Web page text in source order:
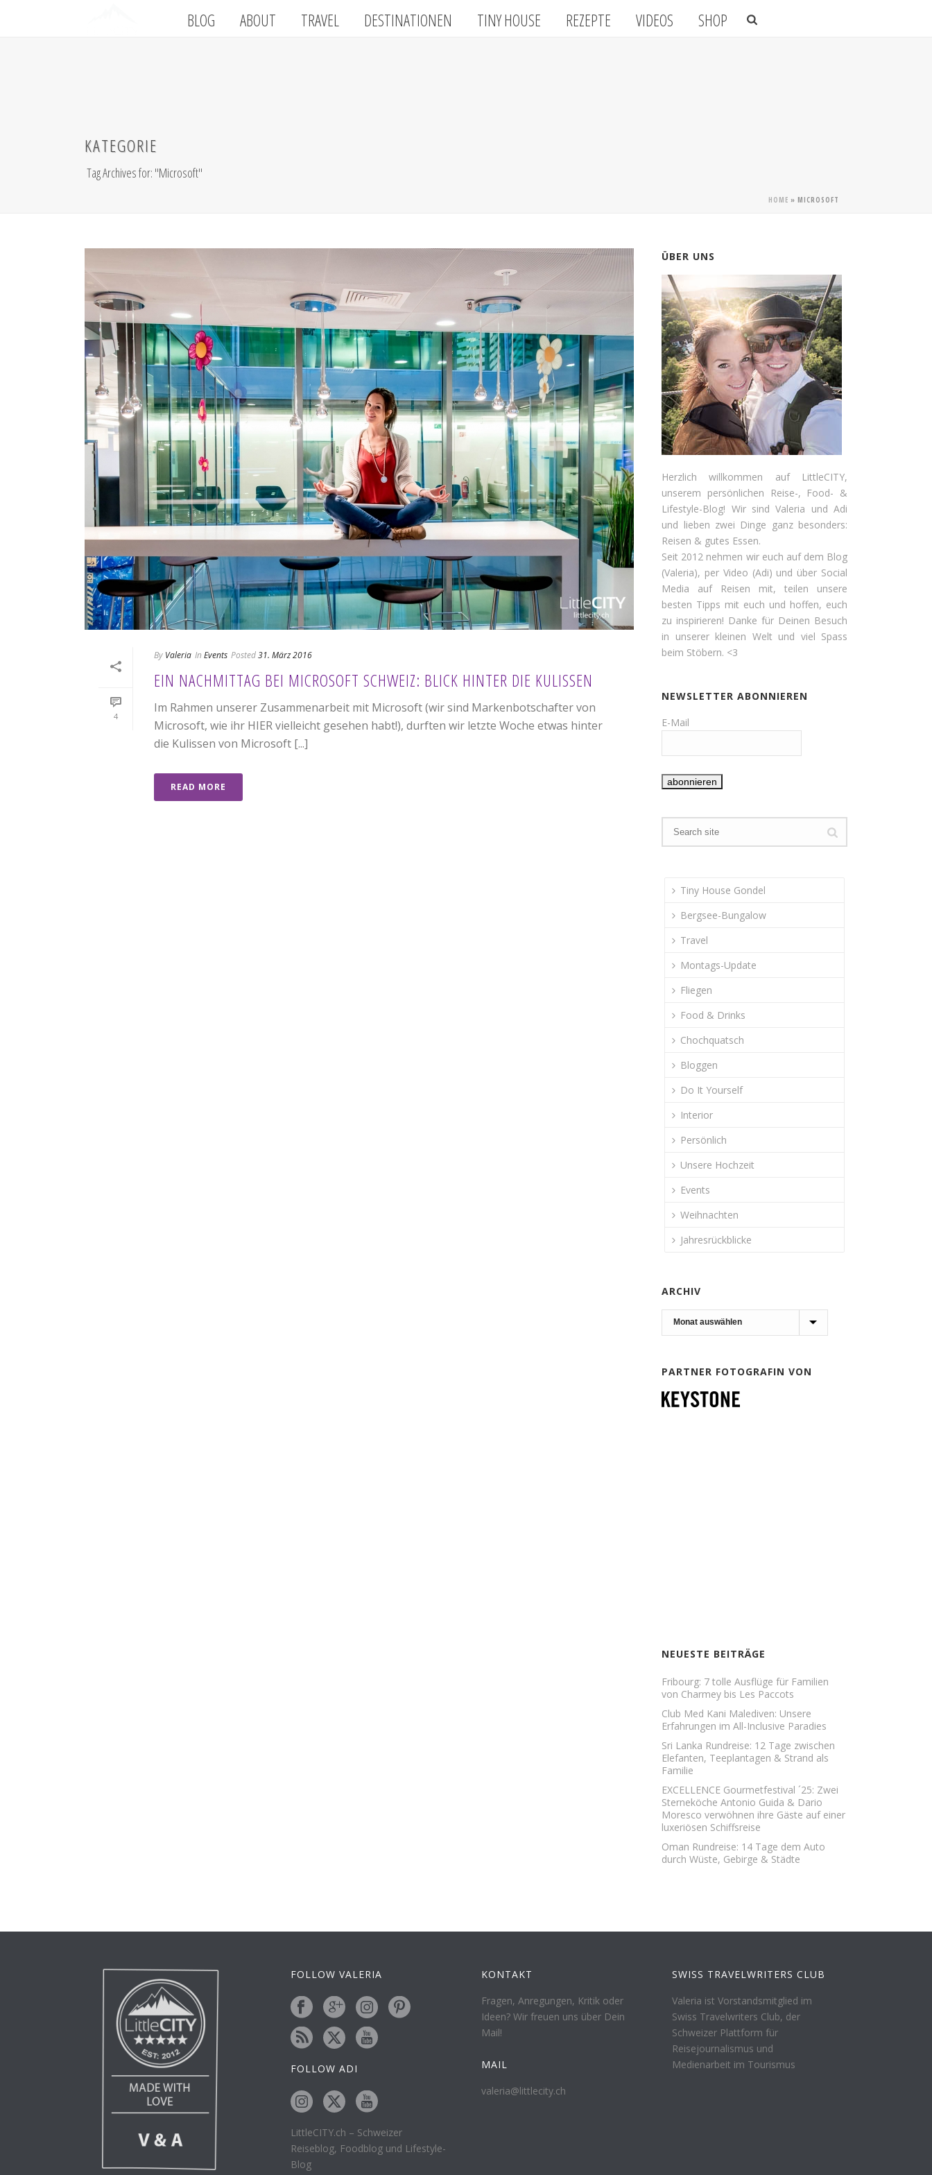
BLOG ABOUT TRAVEL DESTINATIONEN TINY HOUSE REZEPTE VIDEOS SHOP
KATEGORIE
Tag Archives for: "Microsoft"
HOME » MICROSOFT
4
By Valeria In Events Posted31. März 2016
EIN NACHMITTAG BEI MICROSOFT SCHWEIZ: BLICK HINTER DIE KULISSEN
Im Rahmen unserer Zusammenarbeit mit Microsoft (wir sind Markenbotschafter von
Microsoft, wie ihr HIER vielleicht gesehen habt!), durften wir letzte Woche etwas hinter
die Kulissen von Microsoft [...]
READ MORE
ÜBER UNS
Herzlich willkommen auf LittleCITY,
unserem persönlichen Reise-, Food- &
Lifestyle-Blog! Wir sind Valeria und Adi
und lieben zwei Dinge ganz besonders:
Reisen & gutes Essen.
Seit 2012 nehmen wir euch auf dem Blog
(Valeria), per Video (Adi) und über Social
Media auf Reisen mit, teilen unsere
besten Tipps mit euch und hoffen, euch
zu inspirieren! Danke für Deinen Besuch
in unserer kleinen Welt und viel Spass
beim Stöbern. <3
NEWSLETTER ABONNIEREN
E-Mail
Tiny House Gondel
Bergsee-Bungalow
Travel
Montags-Update
Fliegen
Food & Drinks
Chochquatsch
Bloggen
Do It Yourself
Interior
Persönlich
Unsere Hochzeit
Events
Weihnachten
Jahresrückblicke
ARCHIV
Archiv
PARTNER FOTOGRAFIN VON
NEUESTE BEITRÄGE
Fribourg: 7 tolle Ausflüge für Familien
von Charmey bis Les Paccots
Club Med Kani Malediven: Unsere
Erfahrungen im All-Inclusive Paradies
Sri Lanka Rundreise: 12 Tage zwischen
Elefanten, Teeplantagen & Strand als
Familie
EXCELLENCE Gourmetfestival ´25: Zwei
Sterneköche Antonio Guida & Dario
Moresco verwöhnen ihre Gäste auf einer
luxeriösen Schiffsreise
Oman Rundreise: 14 Tage dem Auto
durch Wüste, Gebirge & Städte
FOLLOW VALERIA
FOLLOW ADI
LittleCITY.ch – Schweizer
Reiseblog, Foodblog und Lifestyle-
Blog
KONTAKT
Fragen, Anregungen, Kritik oder
Ideen? Wir freuen uns über Dein
Mail!
MAIL
valeria@littlecity.ch
SWISS TRAVELWRITERS CLUB
Valeria ist Vorstandsmitglied im
Swiss Travelwriters Club, der
Schweizer Plattform für
Reisejournalismus und
Medienarbeit im Tourismus